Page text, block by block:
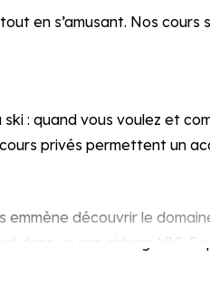
en s’amusant. Nos
: quand vous voulez et
privés permettent un
découvrir le
dans un sac airbag ABS.